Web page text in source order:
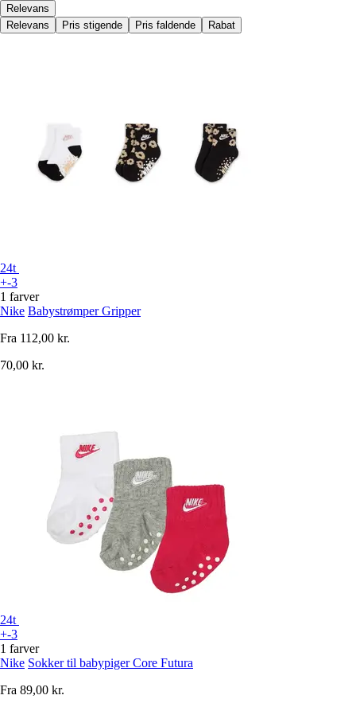
Relevans
Relevans
Pris stigende Pris faldende Rabat
24t
+-3
1 farver
Nike Babystrømper Gripper
Fra 112,00 kr.
70,00 kr.
24t
+-3
1 farver
Nike Sokker til babypiger Core Futura
Fra 89,00 kr.